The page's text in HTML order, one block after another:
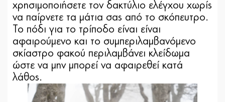
χρησιμοποιήσετε τον δακτύλιο ελέγχου χωρίς
να παίρνετε τα μάτια σας από το σκόπευτρο.
Το πόδι για το τρίποδο είναι είναι
αφαιρούμενο και το συμπεριλαμβανόμενο
σκίαστρο φακού περιλαμβάνει κλείδωμα
ώστε να μην μπορεί να αφαιρεθεί κατά
λάθος.